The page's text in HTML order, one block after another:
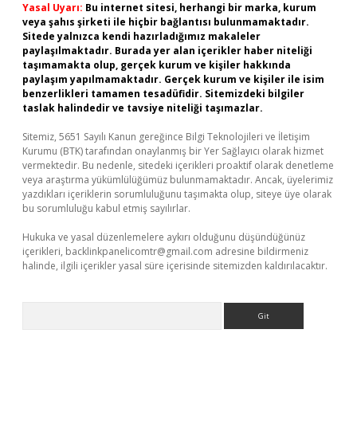
Yasal Uyarı: Bu internet sitesi, herhangi bir marka, kurum
veya şahıs şirketi ile hiçbir bağlantısı bulunmamaktadır.
Sitede yalnızca kendi hazırladığımız makaleler
paylaşılmaktadır. Burada yer alan içerikler haber niteliği
taşımamakta olup, gerçek kurum ve kişiler hakkında
paylaşım yapılmamaktadır. Gerçek kurum ve kişiler ile isim
benzerlikleri tamamen tesadüfidir. Sitemizdeki bilgiler
taslak halindedir ve tavsiye niteliği taşımazlar.
Sitemiz, 5651 Sayılı Kanun gereğince Bilgi Teknolojileri ve İletişim
Kurumu (BTK) tarafından onaylanmış bir Yer Sağlayıcı olarak hizmet
vermektedir. Bu nedenle, sitedeki içerikleri proaktif olarak denetleme
veya araştırma yükümlülüğümüz bulunmamaktadır. Ancak, üyelerimiz
yazdıkları içeriklerin sorumluluğunu taşımakta olup, siteye üye olarak
bu sorumluluğu kabul etmiş sayılırlar.
Hukuka ve yasal düzenlemelere aykırı olduğunu düşündüğünüz
içerikleri, backlinkpanelicomtr@gmail.com adresine bildirmeniz
halinde, ilgili içerikler yasal süre içerisinde sitemizden kaldırılacaktır.